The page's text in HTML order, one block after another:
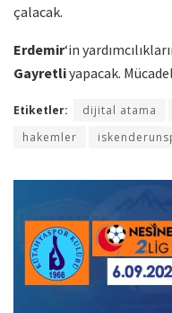
çalacak.
Erdemir‘in
Gayretliyapacak.
Etiketler: dijital atama
hakemler